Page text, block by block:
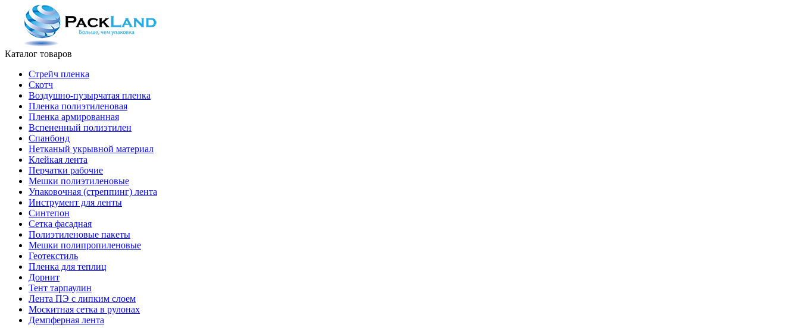
Каталог товаров
Стрейч пленка
Скотч
Воздушно-пузырчатая пленка
Пленка полиэтиленовая
Пленка армированная
Вспененный полиэтилен
Спанбонд
Нетканый укрывной материал
Клейкая лента
Перчатки рабочие
Мешки полиэтиленовые
Упаковочная (стреппинг) лента
Инструмент для ленты
Синтепон
Сетка фасадная
Полиэтиленовые пакеты
Мешки полипропиленовые
Геотекстиль
Пленка для теплиц
Дорнит
Тент тарпаулин
Лента ПЭ с липким слоем
Москитная сетка в рулонах
Демпферная лента